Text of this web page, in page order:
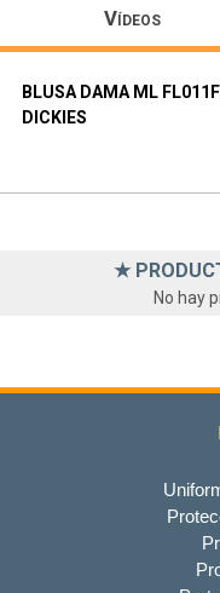
Vídeos
BLUSA DAMA ML
DICKIES
★
No hay